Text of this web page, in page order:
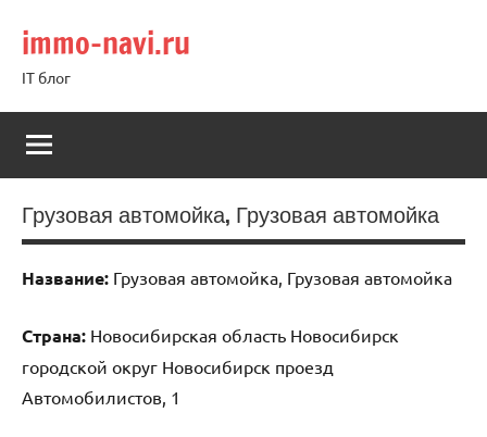
содержимому
immo-navi.ru
IT блог
Грузовая автомойка, Грузовая автомойка
Название: Грузовая автомойка, Грузовая автомойка
Страна: Новосибирская область Новосибирск
городской округ Новосибирск проезд
Автомобилистов, 1